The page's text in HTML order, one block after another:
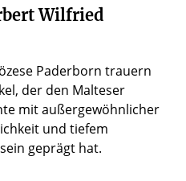
Wilfried
Paderborn trauern
der den Malteser
mit außergewöhnlicher
und tiefem
geprägt hat.